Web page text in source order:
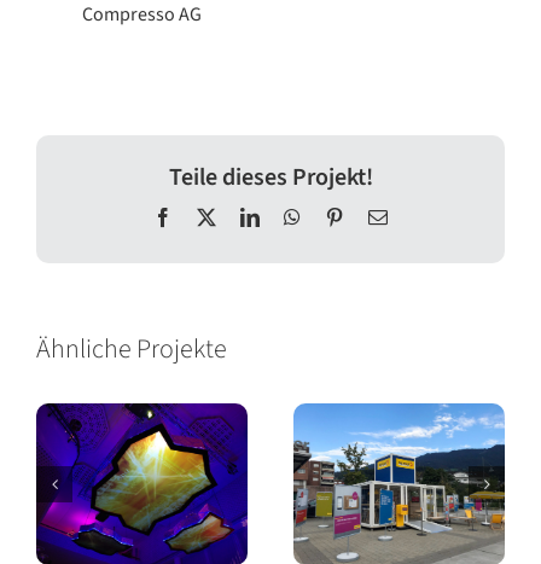
Compresso AG
Teile dieses Projekt!
Facebook LinkedInWhatsApp
Pinterest
E-
Ähnliche Projekte
Post Roadshow
Schweiz
SVIT Forum
Interlaken